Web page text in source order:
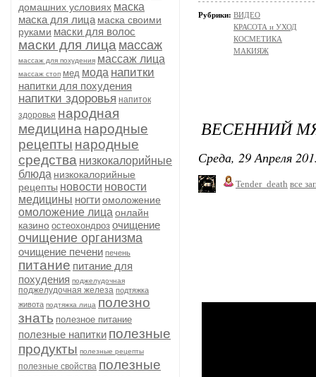
домашних условиях маска
маска для лица маска своими
руками маски для волос
маски для лица массаж
массаж для похудения массаж лица
массаж стоп мед мода напитки
напитки для похудения
напитки здоровья напиток
здоровья народная
медицина народные
рецепты народные
средства низкокалорийные
блюда низкокалорийные
рецепты новости новости
медицины ногтиомоложение
омоложение лица онлайн
казино остеохондроз очищение
очищение организма
очищение печени печень
питание питание для
похудения поджелудочная
поджелудочная железа подтяжка
живота подтяжка лица полезно
знать полезное питание
полезные напитки полезные
продукты полезные рецепты
полезные свойства полезные
Рубрики: ВИДЕО
КРАСОТА и УХОД
КОСМЕТИКА
МАКИЯЖ
ВЕСЕННИЙ
Среда, 29 Апреля
Tender_death все